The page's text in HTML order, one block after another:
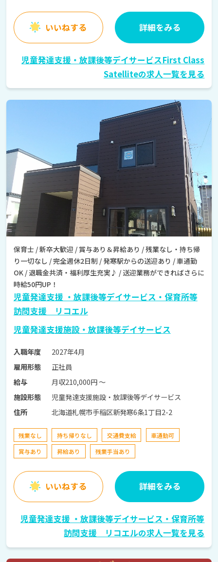
いいねする 詳細をみる
児童発達支援・放課後等デイサービスFirst Class
Satelliteの求人一覧を見る
保育士 / 新卒大歓迎 / 賞与あり＆昇給あり / 残業なし・持ち帰
り一切なし / 完全週休2日制 / 発寒駅からの送迎あり / 車通勤
OK / 退職金共済・福利厚生充実♪ / 送迎業務ができればさらに
時給50円UP！
児童発達支援 ・放課後等デイサービス・保育所等
訪問支援 リコエル
児童発達支援施設・放課後等デイサービス
入職年度
2027年4月
雇用形態
正社員
給与
月収210,000円 〜
施設形態
児童発達支援施設・放課後等デイサービス
住所
北海道札幌市手稲区新発寒6条1丁目2-2
残業なし 持ち帰りなし 交通費支給
車通勤可
賞与あり
昇給あり 残業手当あり
いいねする 詳細をみる
児童発達支援 ・放課後等デイサービス・保育所等
訪問支援 リコエルの求人一覧を見る